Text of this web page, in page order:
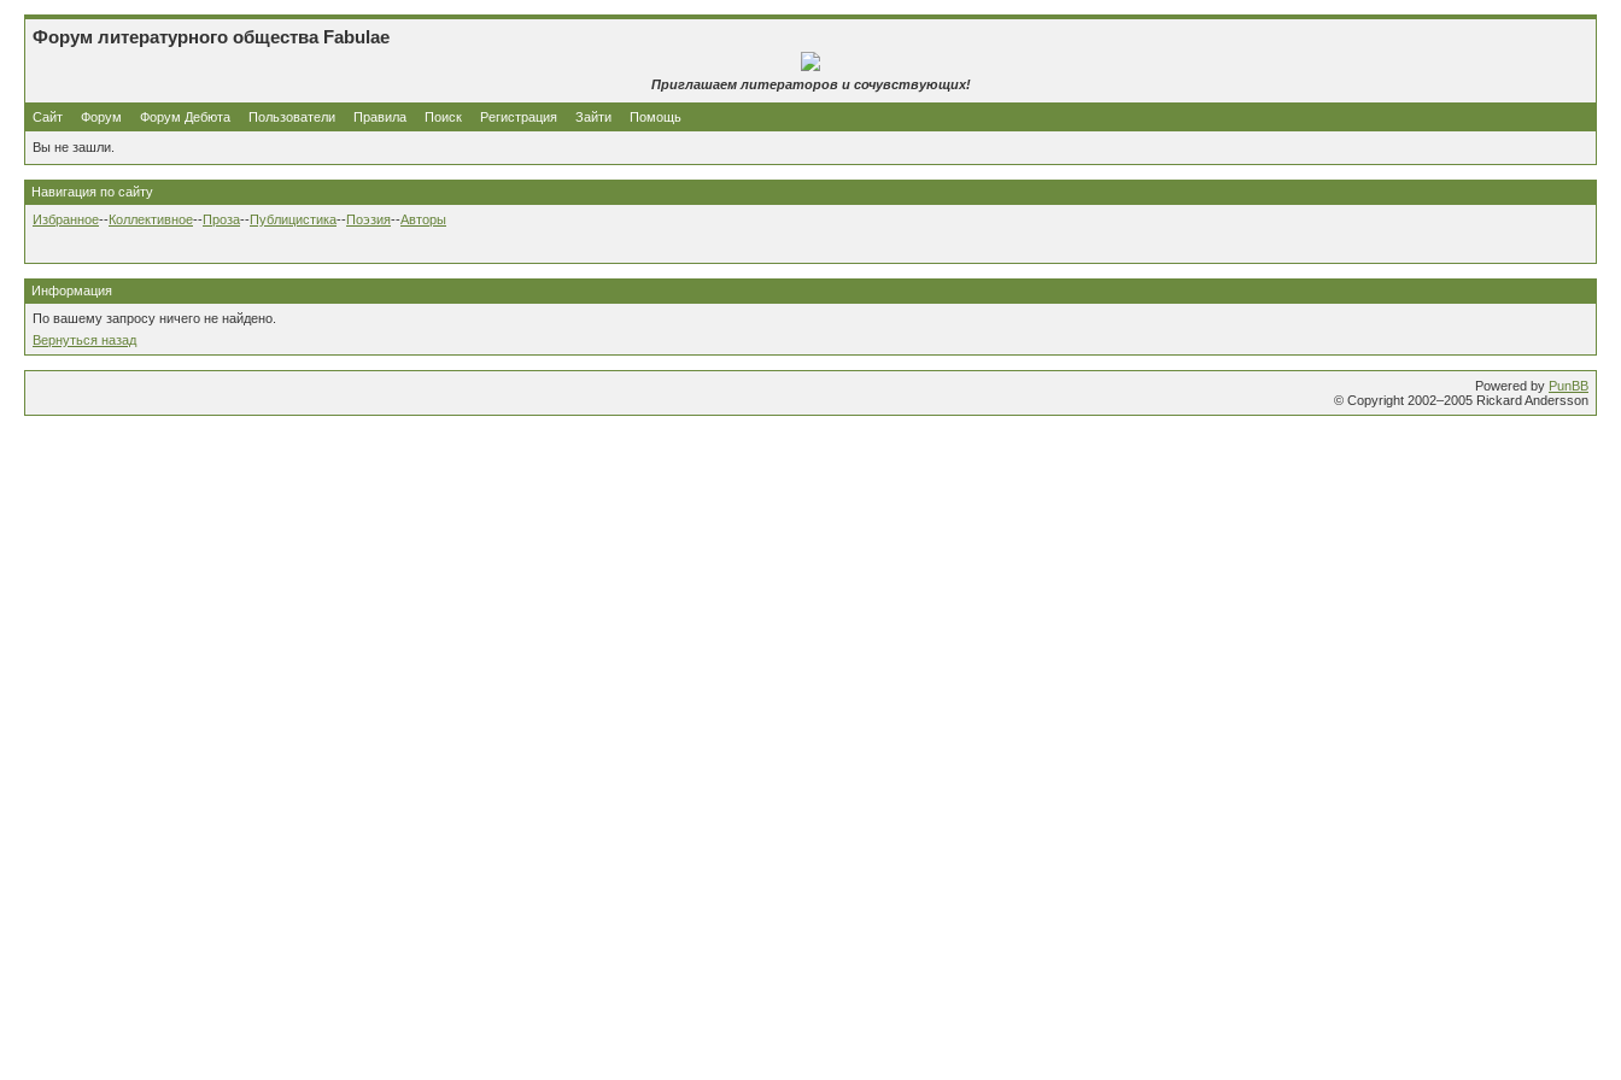
Форум литературного общества Fabulae
Приглашаем литераторов и сочувствующих!
Сайт Форум Форум Дебюта Пользователи Правила Поиск Регистрация Зайти Помощь
Вы не зашли.
Навигация по сайту
Избранное--Коллективное--Проза--Публицистика--Поэзия--Авторы
Информация
По вашему запросу ничего не найдено.
Вернуться назад
Powered by PunBB
© Copyright 2002–2005 Rickard Andersson